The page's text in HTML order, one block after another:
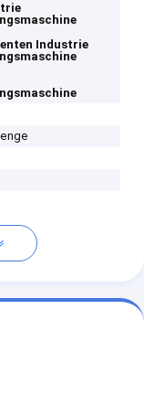
Industrie